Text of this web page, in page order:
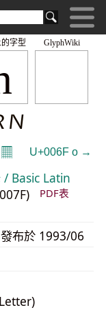
GlyphWiki
字型
N
𝄜 U+006F o →
/ Basic Latin
PDF表
布於 1993/06